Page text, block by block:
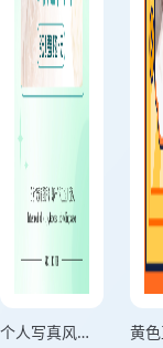
个人写真风格用微笑击退困难绿色竖版海报